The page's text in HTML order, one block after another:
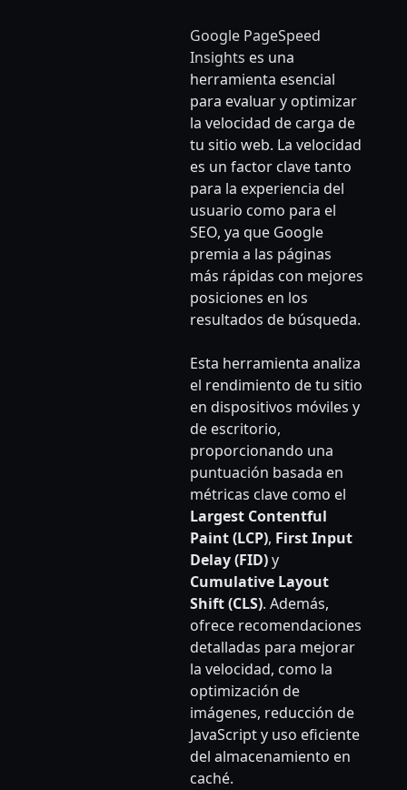
Google PageSpeed
Insights es una
herramienta esencial
para evaluar y optimizar
la velocidad de carga de
tu sitio web. La velocidad
es un factor clave tanto
para la experiencia del
usuario como para el
SEO, ya que Google
premia a las páginas
más rápidas con mejores
posiciones en los
resultados de búsqueda.
Esta herramienta analiza
el rendimiento de tu sitio
en dispositivos móviles y
de escritorio,
proporcionando una
puntuación basada en
métricas clave como el
Largest Contentful
Paint (LCP), First Input
Delay (FID)y
Cumulative Layout
Shift (CLS). Además,
ofrece recomendaciones
detalladas para mejorar
la velocidad, como la
optimización de
imágenes, reducción de
JavaScript y uso eficiente
del almacenamiento en
caché.